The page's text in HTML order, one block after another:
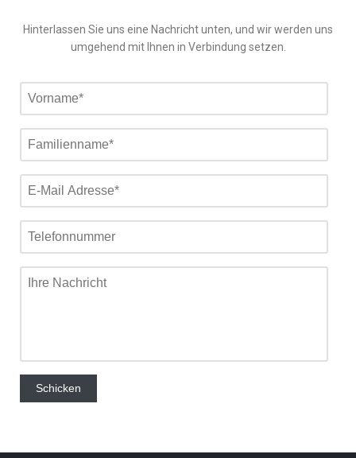
Hinterlassen Sie uns eine Nachricht unten, und wir werden uns
umgehend mit Ihnen in Verbindung setzen.